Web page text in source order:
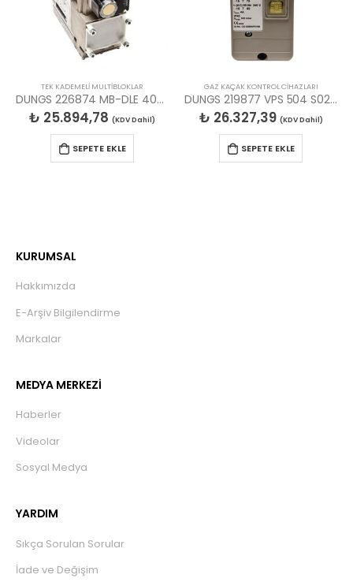
TEK KADEMELİ MULTİBLOKLAR
DUNGS 226874 MB-DLE 407 B01 S50 MULTIBLOK
₺ 25.894,78 (KDV Dahil)
SEPETE EKLE
GAZ KAÇAK KONTROL CİHAZLARI
DUNGS 219877 VPS 504 S02 GAZ KAÇAK DEDEKTÖR SOKETL
₺ 26.327,39(KDV Dahil)
SEPETE EKLE
KURUMSAL
Hakkımızda
E-Arşiv Bilgilendirme
Markalar
MEDYA MERKEZİ
Haberler
Videolar
Sosyal Medya
YARDIM
Sıkça Sorulan Sorular
İade ve Değişim